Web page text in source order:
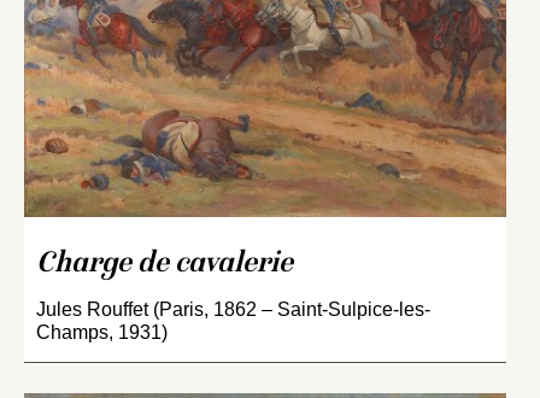
Charge de cavalerie
Jules Rouffet (Paris, 1862 – Saint-Sulpice-les-
Champs, 1931)